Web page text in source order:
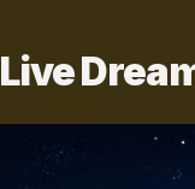
Live Dream